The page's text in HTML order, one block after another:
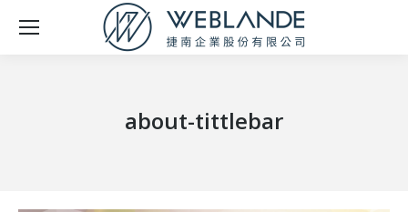
about-tittlebar